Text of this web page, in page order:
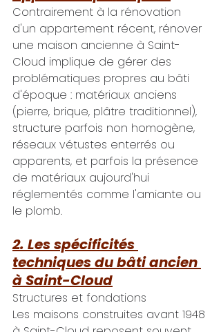
Contrairement à la rénovation
d'un appartement récent, rénover
une maison ancienne à Saint-
Cloud implique de gérer des
problématiques propres au bâti
d'époque : matériaux anciens
(pierre, brique, plâtre traditionnel),
structure parfois non homogène,
réseaux vétustes enterrés ou
apparents, et parfois la présence
de matériaux aujourd'hui
réglementés comme l'amiante ou
le plomb.
2. Les spécificités
techniques du bâti ancien
à Saint-Cloud
Structures et fondations
Les maisons construites avant 1948